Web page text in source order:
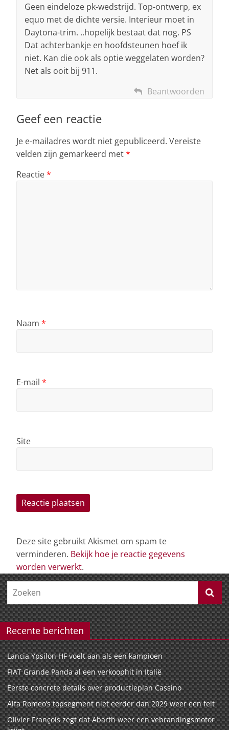
Geen eindeloze pk-wedstrijd. Top-ontwerp, ex
equo met de dichte versie. Interieur moet in
Daytona-trim. ..hopelijk bestaat dat nog. PS
Dat achterbankje en hoofdsteunen hoef ik
niet. Kan die ook als optie weggelaten worden?
Net als ooit bij 911.
Beantwoorden
Geef een reactie
Je e-mailadres wordt niet gepubliceerd. Vereiste
velden zijn gemarkeerd met*
Reactie*
Naam *
E-mail *
Site
Deze site gebruikt Akismet om spam te
verminderen. Bekijk hoe je reactie gegevens
worden verwerkt.
Recente berichten
Lancia Ypsilon HF voelt aan als een kampioen
FIAT Grande Panda al een verkoophit in Italië
Eerste concrete details over productieplan Cassino
Alfa Romeo’s topsegment niet eerder dan 2029 weer een feit
Olivier François zegt dat Abarth weer een vebrandingsmotor